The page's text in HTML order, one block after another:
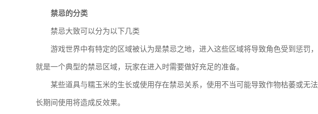
禁忌的分类
禁忌大致可以分为以下几类
游戏世界中有特定的区域被认为是禁忌之地，进入这些区域将导致角色受到惩罚
就是一个典型的禁忌区域，玩家在进入时需要做好充足的准备。
某些道具与糯玉米的生长或使用存在禁忌关系，使用不当可能导致作物枯萎或无
长期间使用将造成反效果。